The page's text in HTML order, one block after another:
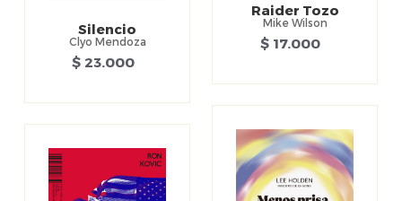
Silencio
Clyo Mendoza
$ 23.000
Raider Tozo
Mike Wilson
$ 17.000